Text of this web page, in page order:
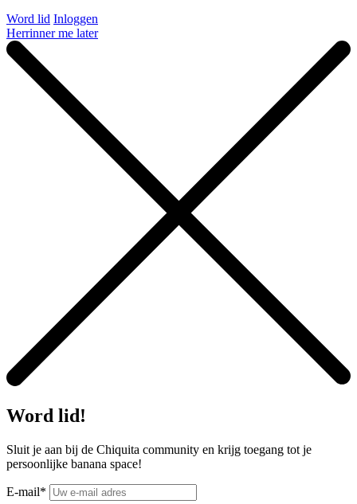
Word lid Inloggen
Herrinner me later
Word lid!
Sluit je aan bij de Chiquita community en krijg toegang tot je
persoonlijke banana space!
E-mail*